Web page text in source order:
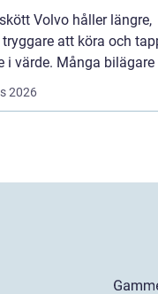
Volvo håller längre,
att köra och
i värde. Många bilägare
2026